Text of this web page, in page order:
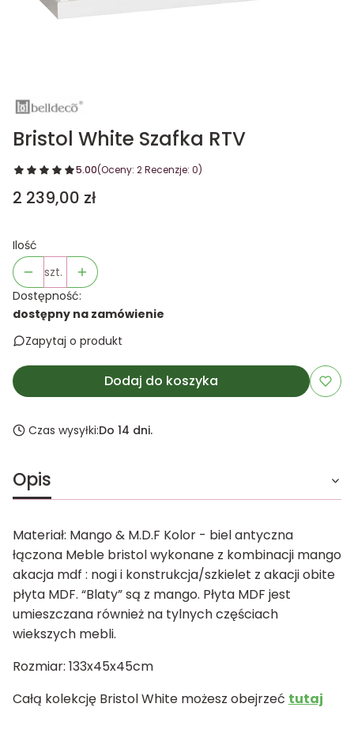
Bristol White Szafka RTV
5.00(Oceny: 2 Recenzje: 0)
Cena
2 239,00 zł
Ilość
szt.
Dostępność:
dostępny na zamówienie
Zapytaj o produkt
Dodaj do koszyka
Czas wysyłki:Do 14 dni.
Opis
Materiał: Mango & M.D.F Kolor - biel antyczna
łączona Meble bristol wykonane z kombinacji mango
akacja mdf : nogi i konstrukcja/szkielet z akacji obite
płyta MDF. “Blaty” są z mango. Płyta MDF jest
umieszczana również na tylnych częściach
wiekszych mebli.
Rozmiar: 133x45x45cm
Całą kolekcję Bristol White możesz obejrzeć tutaj